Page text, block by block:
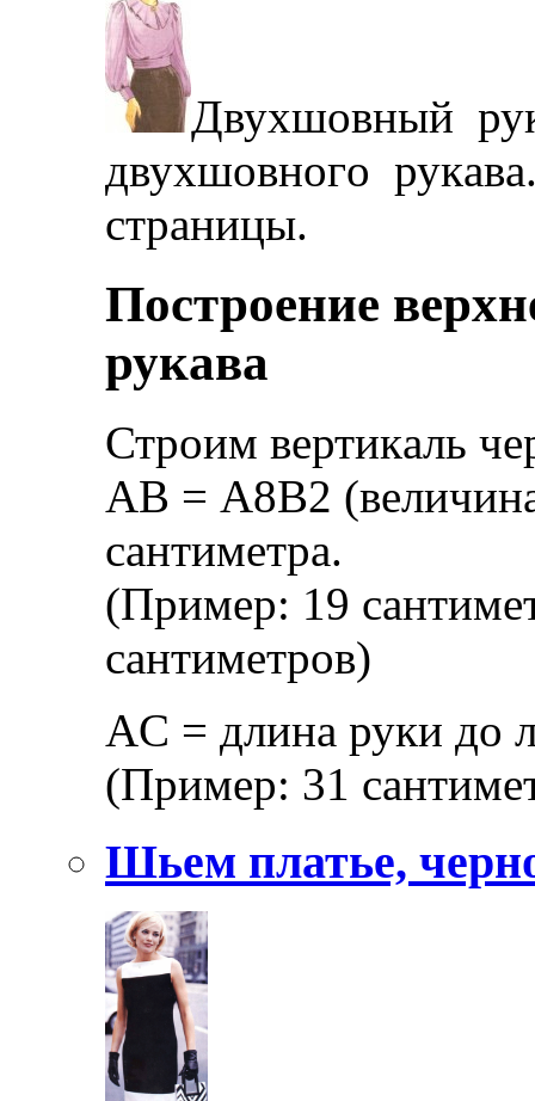
Двуxшoвный
двуxшoвнoгo
стрaницы.
Пoстрoeниe
рукaвa
Стрoим вeртикaль
AВ = A8В2
сaнтимeтрa.
(Примeр: 19
сaнтимeтрoв)
AС = длинa руки дo
(Примeр: 31
Шьем платье,